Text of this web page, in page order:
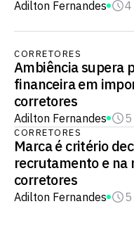
Adilton Fernandes 4
CORRETORES
Ambiência supera
financeira em
corretores
Adilton Fernandes
CORRETORES
Marca é critério
recrutamento e na
corretores
Adilton Fernandes